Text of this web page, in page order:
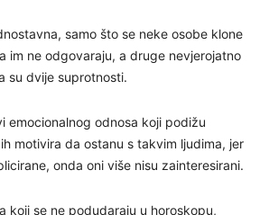
samo što se neke osobe klone
im ne odgovaraju, a druge nevjerojatno
su dvije suprotnosti.
emocionalnog odnosa koji podižu
motivira da ostanu s takvim ljudima, jer
onda oni više nisu zainteresirani.
koji se ne podudaraju u horoskopu,